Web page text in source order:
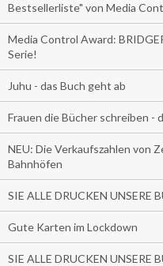
Bestsellerliste" von Media
Media Control Award:
Serie!
Juhu - das Buch geht ab
Frauen die Bücher schreiben -
NEU: Die Verkaufszahlen von
Bahnhöfen
SIE ALLE DRUCKEN UNSERE
Gute Karten im Lockdown
SIE ALLE DRUCKEN UNSERE